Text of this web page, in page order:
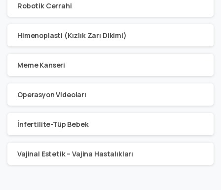
Robotik Cerrahi
Himenoplasti (Kızlık Zarı Dikimi)
Meme Kanseri
Operasyon Videoları
İnfertilite-Tüp Bebek
Vajinal Estetik – Vajina Hastalıkları